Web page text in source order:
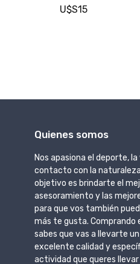
U$S15
Quienes somos
Nos apasiona el deporte, la
contacto con la
objetivo es brindarte el
asesoramiento y las
para que vos también
más te gusta. Comprando
sabes que vas a llevarte
excelente calidad y
actividad que queres llevar